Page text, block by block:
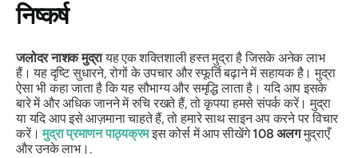
निष्कर्ष
जलोदरनाशकमुद्रायह एक शक्तिशाली हस्त मुद्रा है जिसके अनेक लाभ
हैं। यह दृष्टि सुधारने, रोगों के उपचार और स्फूर्ति बढ़ाने में सहायक है।मुद्रा
ऐसा भी कहा जाता है कि यह सौभाग्य और समृद्धि लाता है। यदि आप इसके
बारे में और अधिक जानने में रुचि रखते हैं, तो कृपया हमसे संपर्क करें।मुद्रा
या यदि आप इसे आज़माना चाहते हैं, तो हमारे साथ साइन अप करने पर विचार
करें।मुद्राप्रमाणनपाठ्यक्रमइस कोर्स में आप सीखेंगे108 अलगमुद्राएँ
और उनके लाभ।.